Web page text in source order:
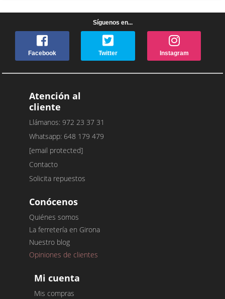
Síguenos en...
Facebook Twitter Instagram
Atención al
cliente
Llámanos: 972 23 37 31
Whatsapp: 648 179 479
[email protected]
Contacto
Solicita repuestos
Conócenos
Quiénes somos
La ferretería en Girona
Nuestro blog
Opiniones de clientes
Mi cuenta
Mis compras